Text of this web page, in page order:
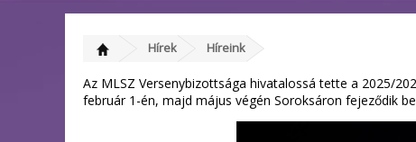
Hírek Híreink
Az MLSZ Versenybizottsága hivatalossá tette a 2025/
február 1-én, majd május végén Soroksáron fejeződik